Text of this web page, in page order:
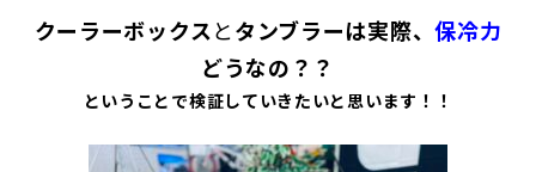
クーラーボックスとタンブラーは実際、保冷力
どうなの？？
ということで検証していきたいと思います！！